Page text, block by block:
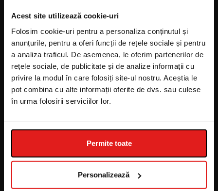
Acest site utilizează cookie-uri
Folosim cookie-uri pentru a personaliza conținutul și
anunțurile, pentru a oferi funcții de rețele sociale și pentru
a analiza traficul. De asemenea, le oferim partenerilor de
rețele sociale, de publicitate și de analize informații cu
privire la modul în care folosiți site-ul nostru. Aceștia le
pot combina cu alte informații oferite de dvs. sau culese
în urma folosirii serviciilor lor.
Permite toate
Personalizează
PRODUS ÎN
ELVEȚIA CU
APROBAREA
Cemio Switzerland AG
Bellerivestrasse 17
8008 Zurich
DISTRIBUITOR
Cemio Switzerland s.r.o.
Tomíčkova 2144/1
148 00 Praga 4
Republica Cehă